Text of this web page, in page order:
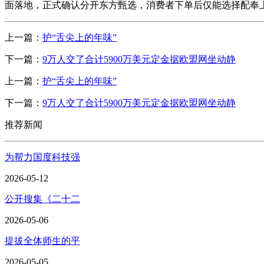
面落地，正式确认分开东方甄选，消费者下单后仅能选择配奉
上一篇： 护“舌尖上的年味”
下一篇： 9万人交了合计5900万美元定金据欧盟网坐动静
上一篇： 护“舌尖上的年味”
下一篇： 9万人交了合计5900万美元定金据欧盟网坐动静
推荐新闻
为帮力国度科技强
2026-05-12
公开搜集《二十二
2026-05-06
提拔全体师生的平
2026-05-05